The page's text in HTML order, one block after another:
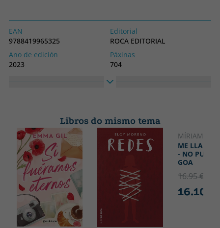
EAN
9788419965325
Editorial
ROCA EDITORIAL
Ano de edición
2023
Páxinas
704
Idioma
235
Libros do mismo tema
MÍRIAM
ME LLAMO
- NO
GOA
16.95 €
16.10 €